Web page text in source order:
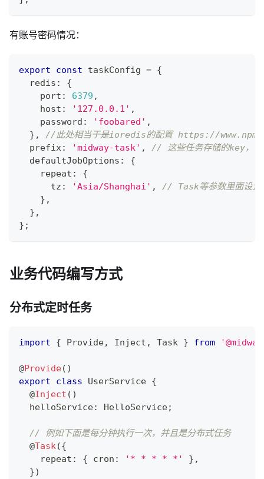
有账号密码情况：
export const taskConfig = {
  redis
:
{
    port
: 6379 ,
    host
: '127.0.0.1' ,
    password
: 'foobared' ,
} ,
//此处相当于是ioredis的配置 https://
  prefix
: 'midway-task' ,
// 这些任务存储的key，
  defaultJobOptions
:
{
    repeat
:
{
      tz
: 'Asia/Shanghai' ,
// Task等参数里面设置
} ,
} ,
} ;
业务代码编写方式
分布式定时任务
import { Provide, Inject , Task } from
@Provide( )
export
class UserService {
@Inject ( )
  helloService
: HelloService;
// 例如下面是每分钟执行一次，并且是分布式任务
@Task({
    repeat
: { cron : '* * * * *' } ,
})